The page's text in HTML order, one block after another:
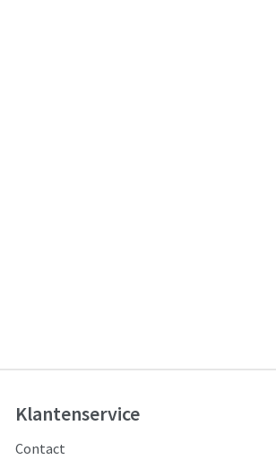
Klantenservice
Contact